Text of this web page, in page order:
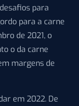
para
para a carne
de 2021, o
o da carne
margens de
em 2022. De